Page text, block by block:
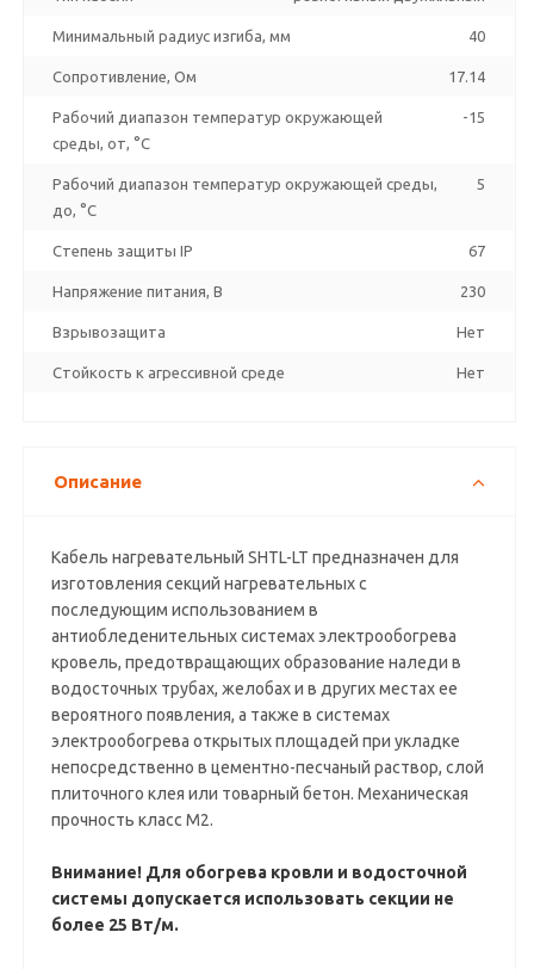
Минимальный радиус изгиба, мм 40
Сопротивление, Ом 17.14
Рабочий диапазон температур окружающей
среды, от, °C
-15
Рабочий диапазон температур окружающей среды,
до, °C
5
Степень защиты IP 67
Напряжение питания, В 230
Взрывозащита Нет
Стойкость к агрессивной среде Нет
Описание
Кабель нагревательный SHTL-LT предназначен для
изготовления секций нагревательных с
последующим использованием в
антиобледенительных системах электрообогрева
кровель, предотвращающих образование наледи в
водосточных трубах, желобах и в других местах ее
вероятного появления, а также в системах
электрообогрева открытых площадей при укладке
непосредственно в цементно-песчаный раствор, слой
плиточного клея или товарный бетон. Механическая
прочность класс М2.
Внимание! Для обогрева кровли и водосточной
системы допускается использовать секции не
более 25 Вт/м.